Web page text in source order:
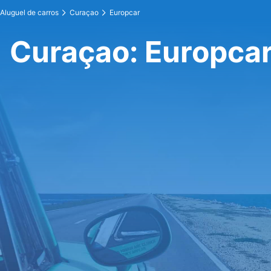
Aluguel de carros Curaçao Europcar
Curaçao: